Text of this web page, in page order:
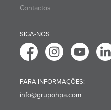
Contactos
SIGA-NOS
PARA INFORMAÇÕES:
info@grupohpa.com